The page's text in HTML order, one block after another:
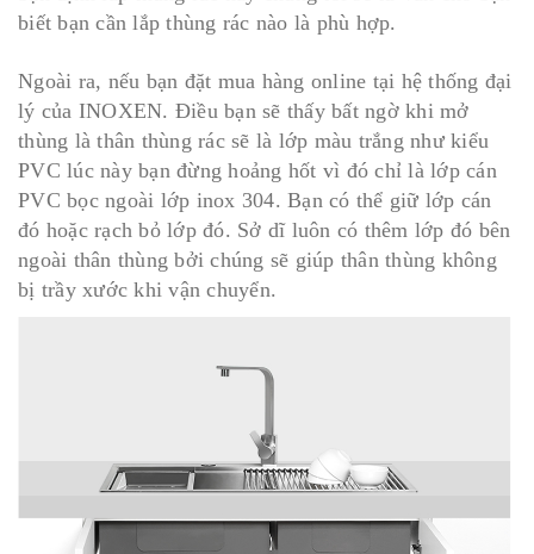
biết bạn cần lắp thùng rác nào là phù hợp.
Ngoài ra, nếu bạn đặt mua hàng online tại hệ thống đại
lý của INOXEN. Điều bạn sẽ thấy bất ngờ khi mở
thùng là thân thùng rác sẽ là lớp màu trắng như kiểu
PVC lúc này bạn đừng hoảng hốt vì đó chỉ là lớp cán
PVC bọc ngoài lớp inox 304. Bạn có thể giữ lớp cán
đó hoặc rạch bỏ lớp đó. Sở dĩ luôn có thêm lớp đó bên
ngoài thân thùng bởi chúng sẽ giúp thân thùng không
bị trầy xước khi vận chuyển.